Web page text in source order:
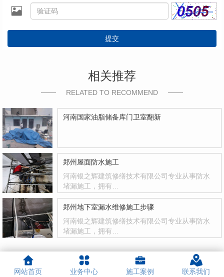
提交
相关推荐
RELATED TO RECOMMEND
河南国家油脂储备库门卫室翻新
郑州屋面防水施工
河南银之辉建筑修缮技术有限公司专业从事防水
堵漏施工，拥有…
郑州地下室漏水维修施工步骤
河南银之辉建筑修缮技术有限公司专业从事防水
堵漏施工，拥有…
网站首页 业务中心 施工案例 联系我们